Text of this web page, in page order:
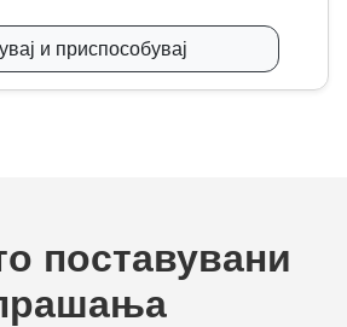
и приспособувај
поставувани